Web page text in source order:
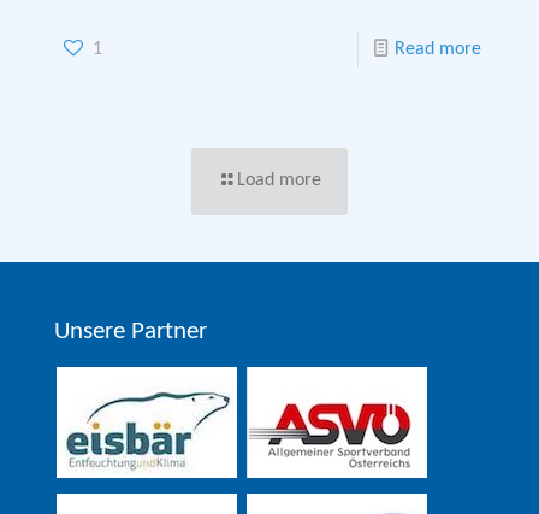
1 Read more
Load more
Unsere Partner